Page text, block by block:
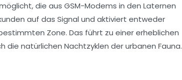
die aus GSM-Modems in den Laternen
auf das Signal und aktiviert entweder
Zone. Das führt zu einer erheblichen
die natürlichen Nachtzyklen der urbanen Fauna.